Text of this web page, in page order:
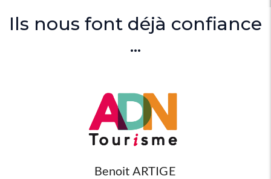
Découvrir
Ils nous font déjà confiance
...
Benoit ARTIGE